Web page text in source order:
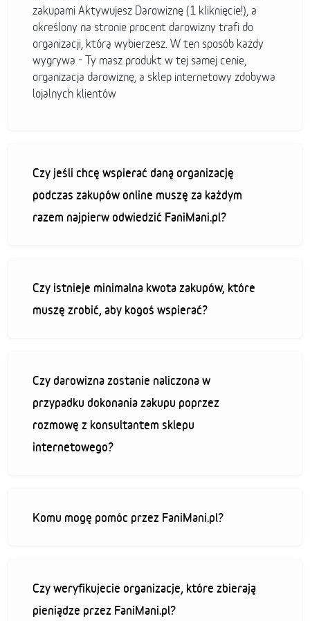
zakupami Aktywujesz Darowiznę (1 kliknięcie!), a
określony na stronie procent darowizny trafi do
organizacji, którą wybierzesz. W ten sposób każdy
wygrywa - Ty masz produkt w tej samej cenie,
organizacja darowiznę, a sklep internetowy zdobywa
lojalnych klientów
Czy jeśli chcę wspierać daną organizację
podczas zakupów online muszę za każdym
razem najpierw odwiedzić FaniMani.pl?
Czy istnieje minimalna kwota zakupów, które
muszę zrobić, aby kogoś wspierać?
Czy darowizna zostanie naliczona w
przypadku dokonania zakupu poprzez
rozmowę z konsultantem sklepu
internetowego?
Komu mogę pomóc przez FaniMani.pl?
Czy weryfikujecie organizacje, które zbierają
pieniądze przez FaniMani.pl?